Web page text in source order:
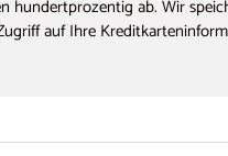
hundertprozentig ab. Wir
auf Ihre